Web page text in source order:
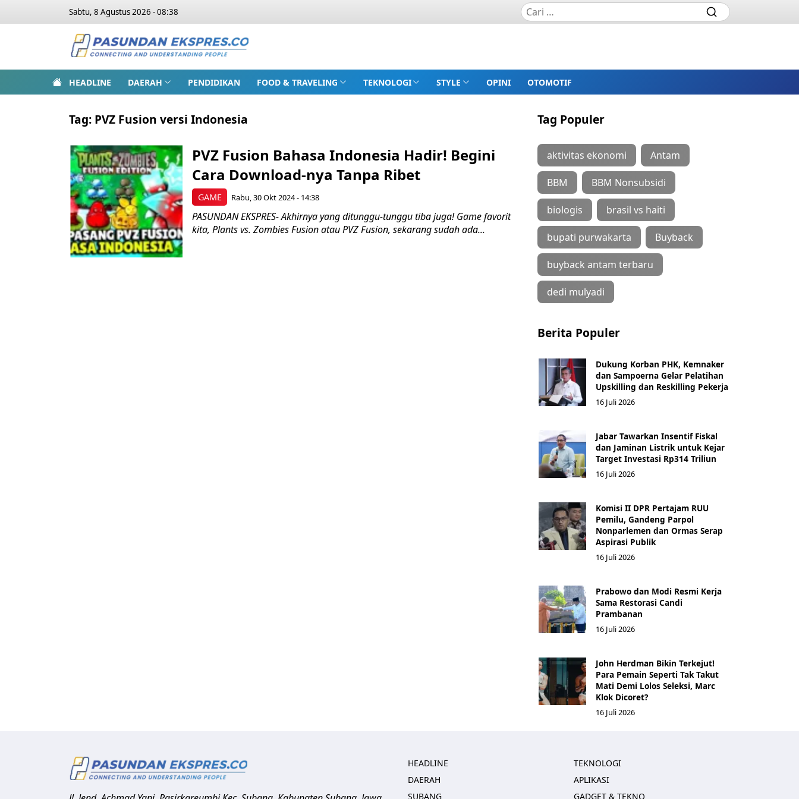
Sabtu, 8 Agustus 2026 - 08:38
HEADLINE DAERAH PENDIDIKAN FOOD & TRAVELING TEKNOLOGI STYLE OPINI OTOMOTIF
Tag: PVZ Fusion versi Indonesia
GAME
PVZ Fusion Bahasa Indonesia Hadir! Begini
Cara Download-nya Tanpa Ribet
Rabu, 30 Okt 2024 - 14:38
PASUNDAN EKSPRES- Akhirnya yang ditunggu-tunggu tiba juga! Game favorit
kita, Plants vs. Zombies Fusion atau PVZ Fusion, sekarang sudah ada...
Tag Populer
aktivitas ekonomi Antam
BBM BBM Nonsubsidi
biologis brasil vs haiti
bupati purwakarta Buyback
buyback antam terbaru
dedi mulyadi
Berita Populer
Dukung Korban PHK, Kemnaker
dan Sampoerna Gelar Pelatihan
Upskilling dan Reskilling Pekerja
16 Juli 2026
Jabar Tawarkan Insentif Fiskal
dan Jaminan Listrik untuk Kejar
Target Investasi Rp314 Triliun
16 Juli 2026
Komisi II DPR Pertajam RUU
Pemilu, Gandeng Parpol
Nonparlemen dan Ormas Serap
Aspirasi Publik
16 Juli 2026
Prabowo dan Modi Resmi Kerja
Sama Restorasi Candi
Prambanan
16 Juli 2026
John Herdman Bikin Terkejut!
Para Pemain Seperti Tak Takut
Mati Demi Lolos Seleksi, Marc
Klok Dicoret?
16 Juli 2026
HEADLINE
DAERAH
SUBANG
TEKNOLOGI
APLIKASI
GADGET & TEKNO